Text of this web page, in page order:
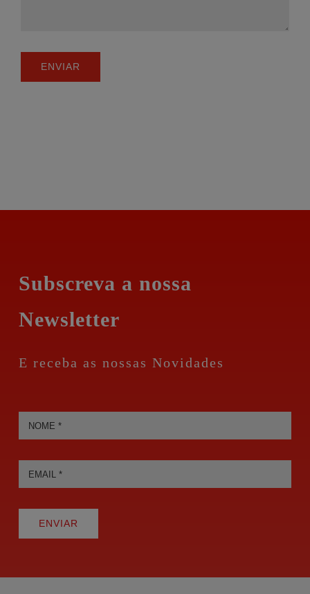
ENVIAR
Subscreva a nossa
Newsletter
E receba as nossas Novidades
ENVIAR